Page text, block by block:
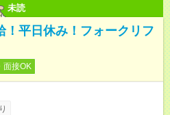
未読
！平日休み！フォークリフ
面接OK